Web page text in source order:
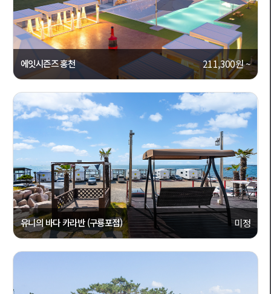
에잇시즌즈 홍천 211,300원 ~
[강원도, 홍천] 캠핑캐라반
233
상세보기
유니의 바다 카라반 (구룡포점) 미정